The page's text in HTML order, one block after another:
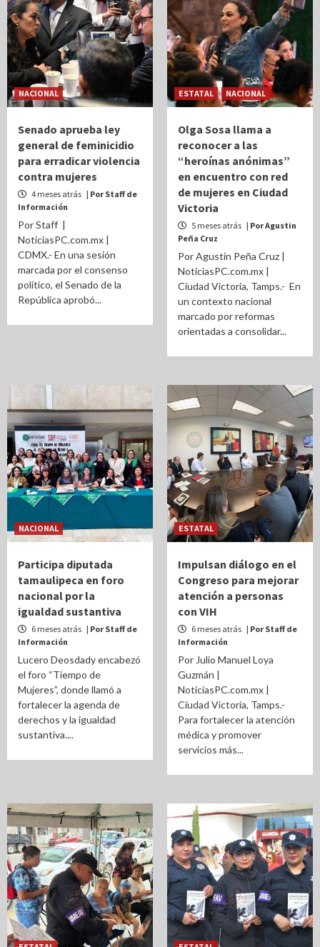
NACIONAL
Senado aprueba ley
general de feminicidio
para erradicar violencia
contra mujeres
4 meses atrás | Por Staff de
Información
Por Staff |
NoticiasPC.com.mx |
CDMX.- En una sesión
marcada por el consenso
político, el Senado de la
República aprobó...
ESTATAL NACIONAL
Olga Sosa llama a
reconocer a las
“heroínas anónimas”
en encuentro con red
de mujeres en Ciudad
Victoria
5 meses atrás | Por Agustin
Peña Cruz
Por Agustin Peña Cruz |
NoticiasPC.com.mx |
Ciudad Victoria, Tamps.- En
un contexto nacional
marcado por reformas
orientadas a consolidar...
NACIONAL
Participa diputada
tamaulipeca en foro
nacional por la
igualdad sustantiva
6 meses atrás | Por Staff de
Información
Lucero Deosdady encabezó
el foro “Tiempo de
Mujeres”, donde llamó a
fortalecer la agenda de
derechos y la igualdad
sustantiva....
ESTATAL
Impulsan diálogo en el
Congreso para mejorar
atención a personas
con VIH
6 meses atrás | Por Staff de
Información
Por Julio Manuel Loya
Guzmán |
NoticiasPC.com.mx |
Ciudad Victoria, Tamps.-
Para fortalecer la atención
médica y promover
servicios más...